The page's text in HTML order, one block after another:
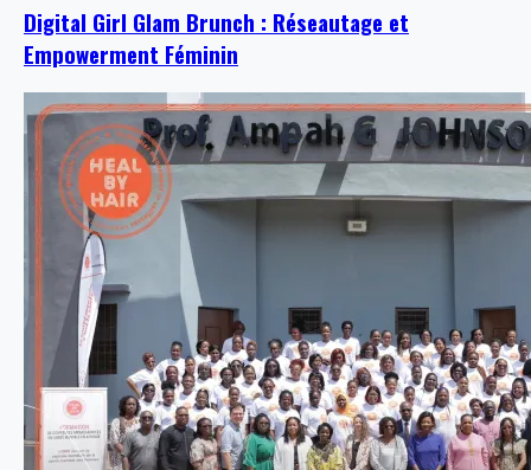
Digital Girl Glam Brunch : Réseautage et
Empowerment Féminin